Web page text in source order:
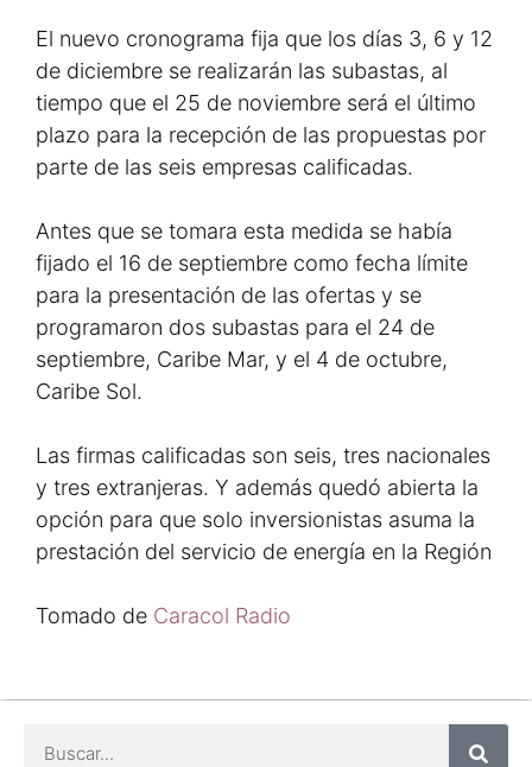
El nuevo cronograma fija que los días 3, 6 y 12
de diciembre se realizarán las subastas, al
tiempo que el 25 de noviembre será el último
plazo para la recepción de las propuestas por
parte de las seis empresas calificadas.
Antes que se tomara esta medida se había
fijado el 16 de septiembre como fecha límite
para la presentación de las ofertas y se
programaron dos subastas para el 24 de
septiembre, Caribe Mar, y el 4 de octubre,
Caribe Sol.
Las firmas calificadas son seis, tres nacionales
y tres extranjeras. Y además quedó abierta la
opción para que solo inversionistas asuma la
prestación del servicio de energía en la Región
Tomado de Caracol Radio